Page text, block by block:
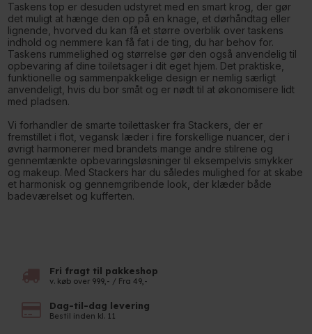
Taskens top er desuden udstyret med en smart krog, der gør
det muligt at hænge den op på en knage, et dørhåndtag eller
lignende, hvorved du kan få et større overblik over taskens
indhold og nemmere kan få fat i de ting, du har behov for.
Taskens rummelighed og størrelse gør den også anvendelig til
opbevaring af dine toiletsager i dit eget hjem. Det praktiske,
funktionelle og sammenpakkelige design er nemlig særligt
anvendeligt, hvis du bor småt og er nødt til at økonomisere lidt
med pladsen.
Vi forhandler de smarte toilettasker fra Stackers, der er
fremstillet i flot, vegansk læder i fire forskellige nuancer, der i
øvrigt harmonerer med brandets mange andre stilrene og
gennemtænkte opbevaringsløsninger til eksempelvis smykker
og makeup. Med Stackers har du således mulighed for at skabe
et harmonisk og gennemgribende look, der klæder både
badeværelset og kufferten.
Fri fragt til pakkeshop
v. køb over 999,- / Fra 49,-
Dag-til-dag levering
Bestil inden kl. 11